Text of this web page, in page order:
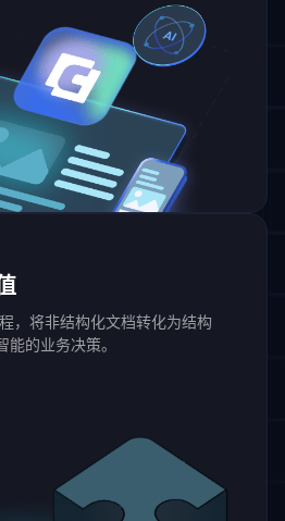
，将非结构化文档转化为结构
的业务决策。